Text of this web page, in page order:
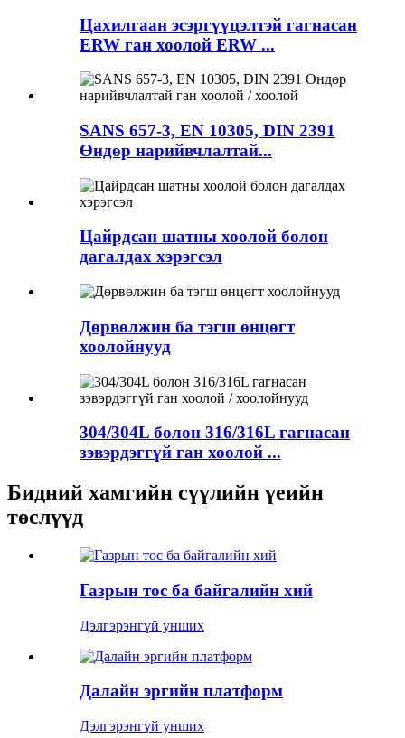
Цахилгаан эсэргүүцэлтэй гагнасан
ERW ган хоолой ERW ...
SANS 657-3, EN 10305, DIN 2391
Өндөр нарийвчлалтай...
Цайрдсан шатны хоолой болон
дагалдах хэрэгсэл
Дөрвөлжин ба тэгш өнцөгт
хоолойнууд
304/304L болон 316/316L гагнасан
зэвэрдэггүй ган хоолой ...
Бидний хамгийн сүүлийн үеийн
төслүүд
Газрын тос ба байгалийн хий
Дэлгэрэнгүй унших
Далайн эргийн платформ
Дэлгэрэнгүй унших